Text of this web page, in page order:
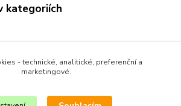
kategoriích
- technické, analitické, preferenční a
marketingové.